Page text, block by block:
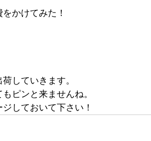
かけてみた！
していきます。
ピンと来ませんね。
しておいて下さい！